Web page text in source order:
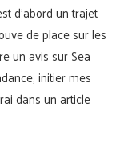
d’abord un trajet
de place sur les
un avis sur Sea
initier mes
dans un article